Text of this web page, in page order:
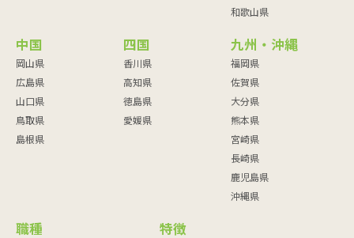
和歌山県
中国
岡山県
広島県
山口県
鳥取県
島根県
四国
香川県
高知県
徳島県
愛媛県
九州・沖縄
福岡県
佐賀県
大分県
熊本県
宮崎県
長崎県
鹿児島県
沖縄県
職種 特徴